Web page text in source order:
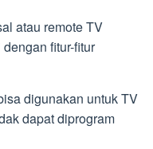
atau remote TV
fitur-fitur
digunakan untuk TV
dapat diprogram